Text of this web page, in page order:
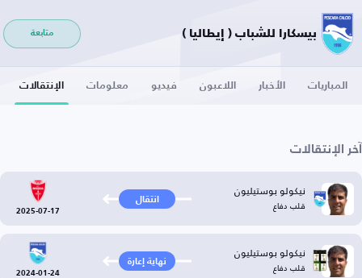
بيسكارا للشباب ( إيطاليا ) متابعة
المباريات الأخبار اللاعبون فيديو معلومات الإنتقالات
آخر الإنتقالات
نيكولو بوستيليون
قلب دفاع انتقال
2025-07-17
نيكولو بوستيليون
قلب دفاع نهاية إعارة
2024-01-24